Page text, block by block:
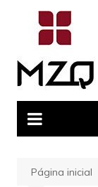
conteúdo
Página inicial